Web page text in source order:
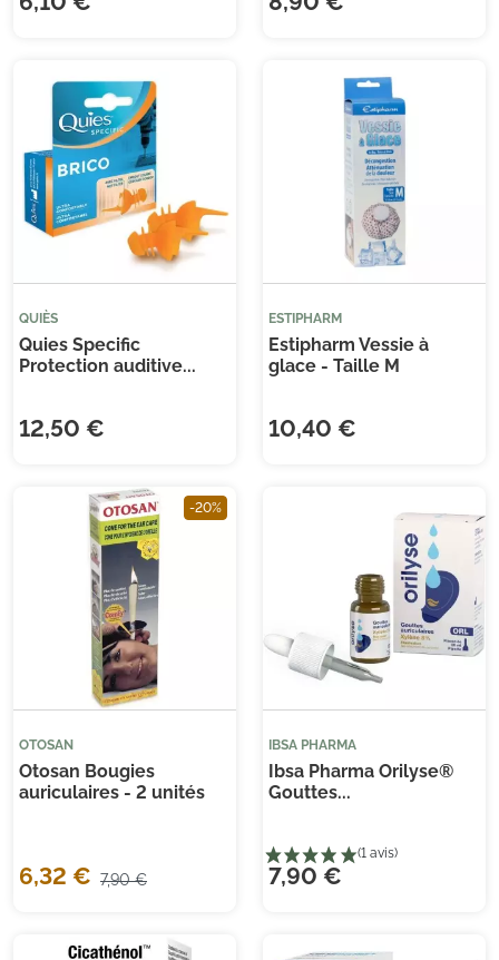
(1
QUIÈS
Quies Specific
Protection auditive...
12,50 €
ESTIPHARM
Estipharm Vessie à
glace - Taille M
10,40 €
-20%
OTOSAN
Otosan Bougies
auriculaires - 2 unités
6,32 € 7,90 €
IBSA PHARMA
Ibsa Pharma Orilyse®
Gouttes...
7,90 €
Je consens également à recevoir les offres
promotionnelles.
Consultez notre politique de
confidentialité.